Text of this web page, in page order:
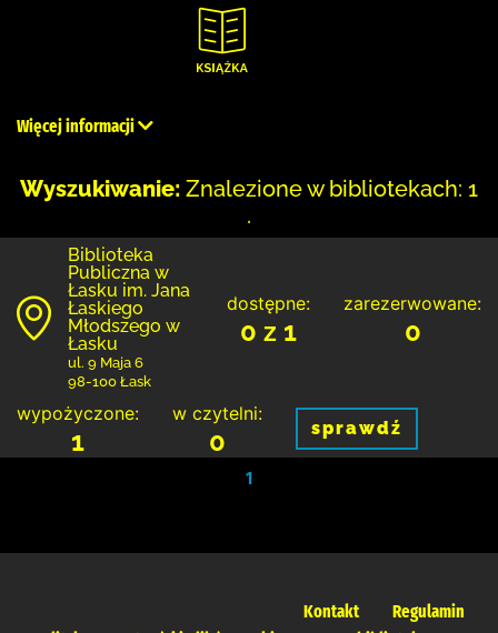
Więcej informacji
Wyszukiwanie: Znalezione w bibliotekach: 1
.
Biblioteka
Publiczna w
Łasku im. Jana
Łaskiego
Młodszego w
Łasku
ul. 9 Maja 6
98-100 Łask
dostępne:
0 z 1
zarezerwowane:
0
wypożyczone:
1
w czytelni:
0 sprawdź
1
Kontakt
Regulamin